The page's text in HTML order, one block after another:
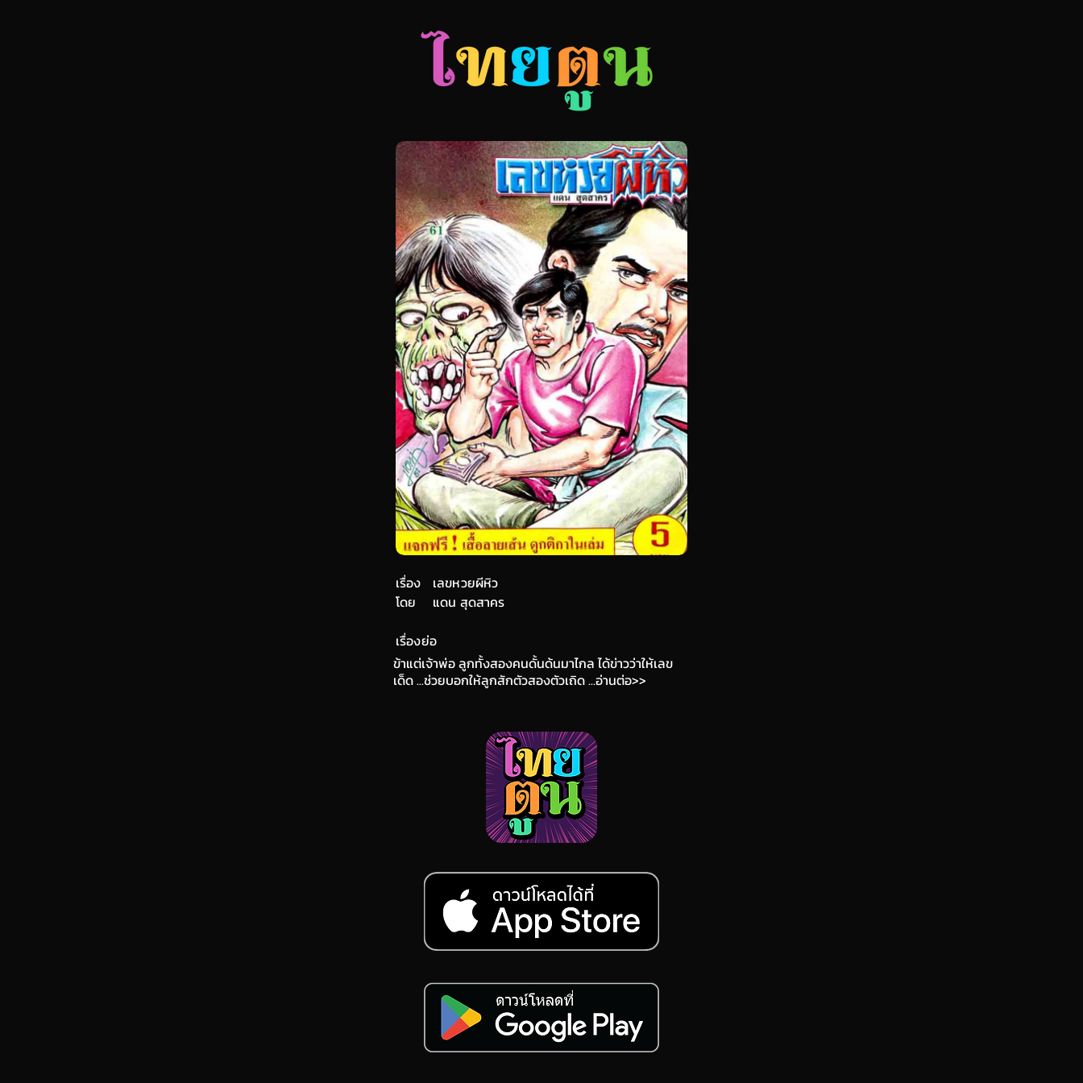
เรื่อง
โดย
เลขหวยผีหิว
แดน สุดสาคร
เรื่องย่อ
ข้าแต่เจ้าพ่อ ลูกทั้งสองคนดั้นด้นมาไกล ได้ข่าวว่าให้เลข
เด็ด ...ช่วยบอกให้ลูกสักตัวสองตัวเถิด ...อ่านต่อ>>